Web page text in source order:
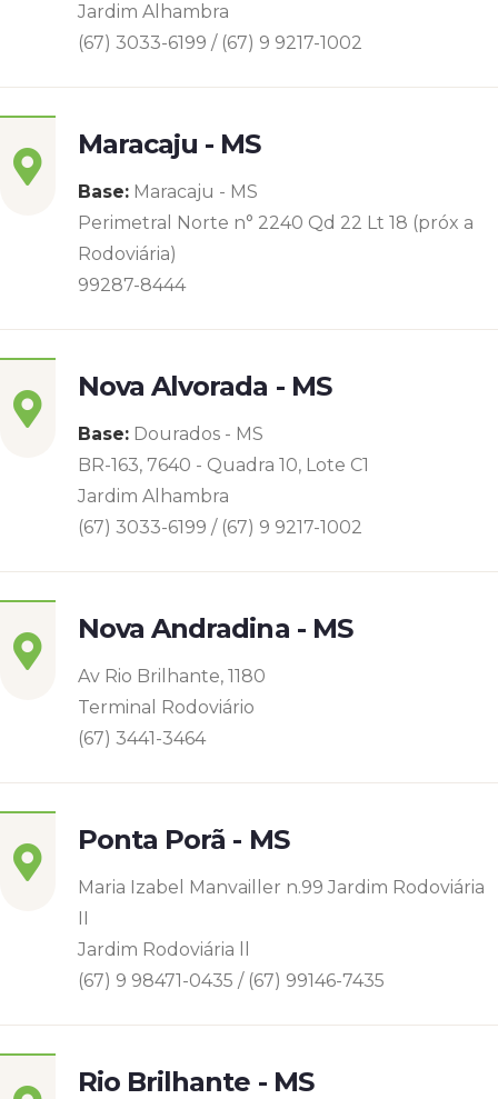
Jardim Alhambra
(67) 3033-6199 / (67) 9 9217-1002
Maracaju - MS
Base: Maracaju - MS
Perimetral Norte n° 2240 Qd 22 Lt 18 (próx a
Rodoviária)
99287-8444
Nova Alvorada - MS
Base: Dourados - MS
BR-163, 7640 - Quadra 10, Lote C1
Jardim Alhambra
(67) 3033-6199 / (67) 9 9217-1002
Nova Andradina - MS
Av Rio Brilhante, 1180
Terminal Rodoviário
(67) 3441-3464
Ponta Porã - MS
Maria Izabel Manvailler n.99 Jardim Rodoviária
II
Jardim Rodoviária ll
(67) 9 98471-0435 / (67) 99146-7435
Rio Brilhante - MS